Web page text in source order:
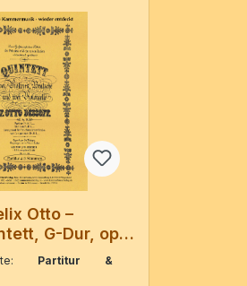
Otto –
G-Dur, op.
Partitur &